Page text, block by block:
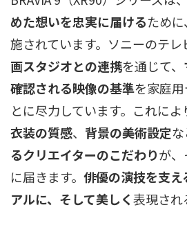
めた想いを忠実に届けるために、
施されています。ソニーのテレ
画スタジオとの連携を通じて、
確認される映像の基準を家庭
とに尽力しています。これによ
衣装の質感、 背景の美術設定な
るクリエイターのこだわりが
に届きます。 俳優の演技を支え
アルに、そして美しく表現され